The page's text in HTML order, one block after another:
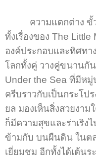
ความแตกต่าง ขั้ว
ทั้งเรื่องของ The
องค์ประกอบและทิศทา
โลกทั้งคู่ วางคู่ขนานกัน
Under the Sea ที่มีหมู่
ครีบราวกับเป็นกระโป
ยล มองเห็นสิ่งสวยงาม
ก็มีความสุขและร่าเริง
ข้ามกับ บนผืนดิน ในต
เยี่ยมชม อีกทั้งได้เต้นร